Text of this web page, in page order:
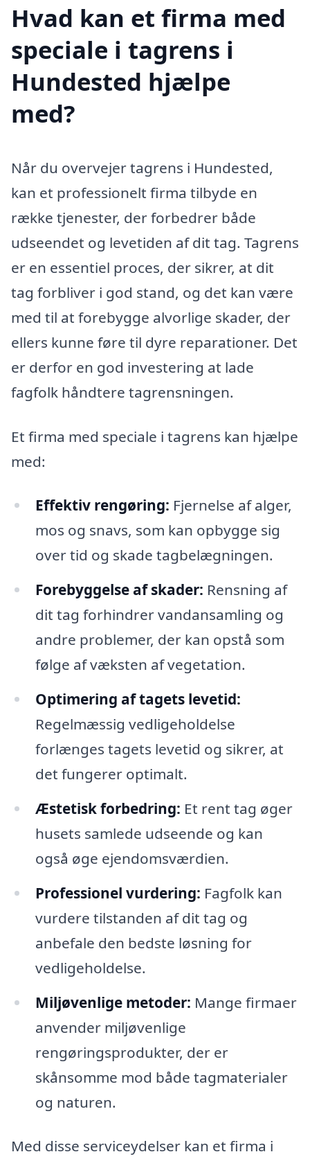
Hvad kan et firma med
speciale i tagrens i
Hundested hjælpe
med?
Når du overvejer tagrens i Hundested,
kan et professionelt firma tilbyde en
række tjenester, der forbedrer både
udseendet og levetiden af dit tag. Tagrens
er en essentiel proces, der sikrer, at dit
tag forbliver i god stand, og det kan være
med til at forebygge alvorlige skader, der
ellers kunne føre til dyre reparationer. Det
er derfor en god investering at lade
fagfolk håndtere tagrensningen.
Et firma med speciale i tagrens kan hjælpe
med:
Effektiv rengøring: Fjernelse af alger,
mos og snavs, som kan opbygge sig
over tid og skade tagbelægningen.
Forebyggelse af skader: Rensning af
dit tag forhindrer vandansamling og
andre problemer, der kan opstå som
følge af væksten af vegetation.
Optimering af tagets levetid:
Regelmæssig vedligeholdelse
forlænges tagets levetid og sikrer, at
det fungerer optimalt.
Æstetisk forbedring: Et rent tag øger
husets samlede udseende og kan
også øge ejendomsværdien.
Professionel vurdering: Fagfolk kan
vurdere tilstanden af dit tag og
anbefale den bedste løsning for
vedligeholdelse.
Miljøvenlige metoder: Mange firmaer
anvender miljøvenlige
rengøringsprodukter, der er
skånsomme mod både tagmaterialer
og naturen.
Med disse serviceydelser kan et firma i